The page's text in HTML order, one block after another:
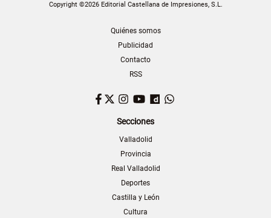
Copyright ©2026 Editorial Castellana de Impresiones, S.L.
Quiénes somos
Publicidad
Contacto
RSS
Facebook
TwitterInstagram
YouTubeDailymotion
Secciones
Valladolid
Provincia
Real Valladolid
Deportes
Castilla y León
Cultura